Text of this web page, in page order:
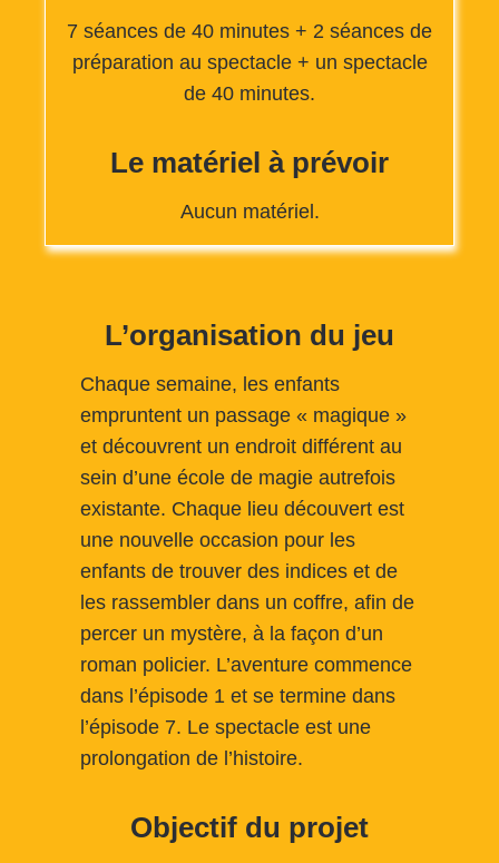
7 séances de 40 minutes + 2 séances de
préparation au spectacle + un spectacle
de 40 minutes.
Le matériel à prévoir
Aucun matériel.
L’organisation du jeu
Chaque semaine, les enfants
empruntent un passage « magique »
et découvrent un endroit différent au
sein d’une école de magie autrefois
existante. Chaque lieu découvert est
une nouvelle occasion pour les
enfants de trouver des indices et de
les rassembler dans un coffre, afin de
percer un mystère, à la façon d’un
roman policier. L’aventure commence
dans l’épisode 1 et se termine dans
l’épisode 7. Le spectacle est une
prolongation de l’histoire.
Objectif du projet